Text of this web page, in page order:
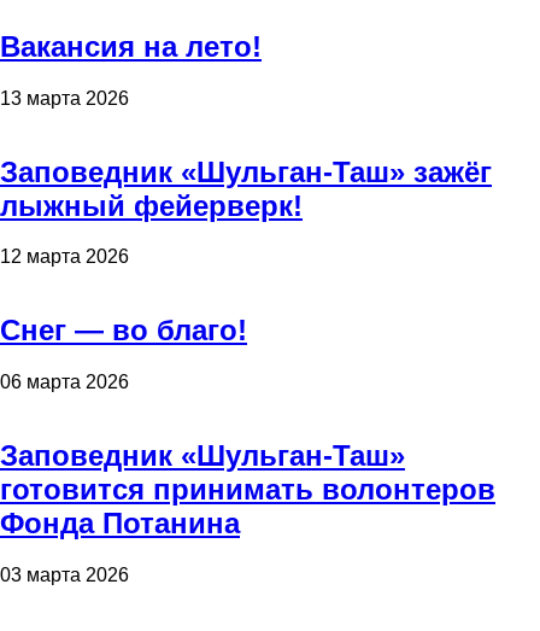
Вакансия на лето!
13 марта 2026
Заповедник «Шульган-Таш» зажёг
лыжный фейерверк!
12 марта 2026
Снег — во благо!
06 марта 2026
Заповедник «Шульган-Таш»
готовится принимать волонтеров
Фонда Потанина
03 марта 2026